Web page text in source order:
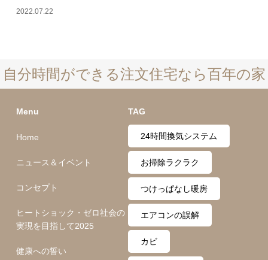
2022.07.22
自分時間ができる注文住宅なら百年の家
Menu
Home
ニュース＆イベント
コンセプト
ヒートショック・ゼロ社会の
実現を目指して2025
健康への誓い
TAG
24時間換気システム
お掃除ラクラク
つけっぱなし暖房
エアコンの誤解
カビ